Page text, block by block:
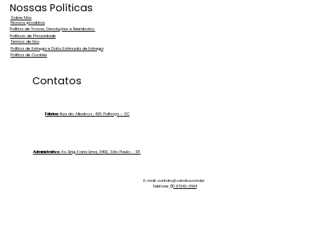
Nossas Políticas
Nossos produtos
Sobre Nós
Política de Trocas, Devoluções e Reembolso.
Políticas de Privacidade
Política de Entrega e Data Estimada de Entrega
Política de Cookies
Termos de Uso
Contatos
Fábrica:Rua do Albatroz, 430. Palhoça - SC
Administrativo:Av. Brig. Faria Lima, 3400, São Paulo - SP.
E-mail:contato@zeroka.com.br
Telefone: (11) 97243-3694